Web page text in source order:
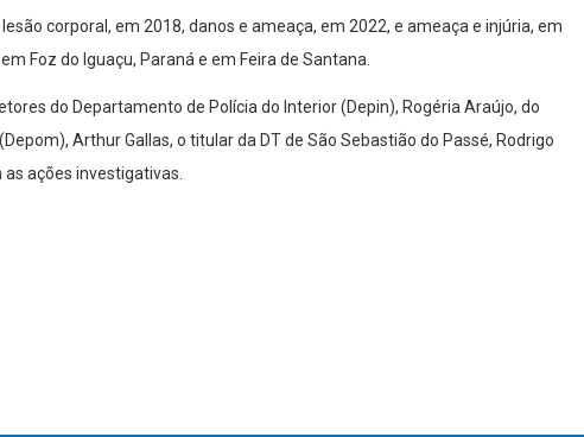
corporal, em 2018, danos e ameaça, em 2022, e ameaça e injúria, em
Foz do Iguaçu, Paraná e em Feira de Santana.
do Departamento de Polícia do Interior (Depin), Rogéria Araújo, do
Arthur Gallas, o titular da DT de São Sebastião do Passé, Rodrigo
ações investigativas.